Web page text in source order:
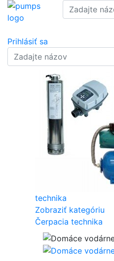
Prihlásiť sa
technika
Zobraziť kategóriu
Čerpacia technika